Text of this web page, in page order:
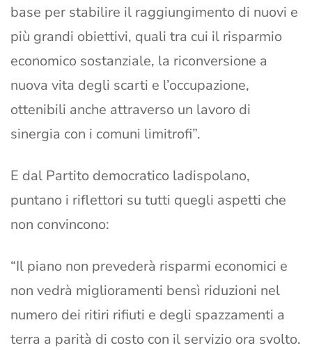
base per stabilire il raggiungimento di nuovi e
più grandi obiettivi, quali tra cui il risparmio
economico sostanziale, la riconversione a
nuova vita degli scarti e l’occupazione,
ottenibili anche attraverso un lavoro di
sinergia con i comuni limitrofi”.
E dal Partito democratico ladispolano,
puntano i riflettori su tutti quegli aspetti che
non convincono:
“Il piano non prevederà risparmi economici e
non vedrà miglioramenti bensì riduzioni nel
numero dei ritiri rifiuti e degli spazzamenti a
terra a parità di costo con il servizio ora svolto.